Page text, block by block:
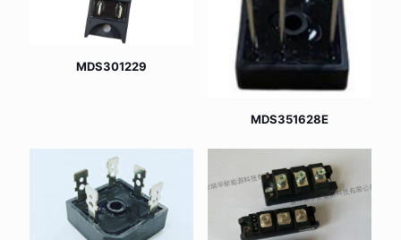
MDS301229
MDS351628E